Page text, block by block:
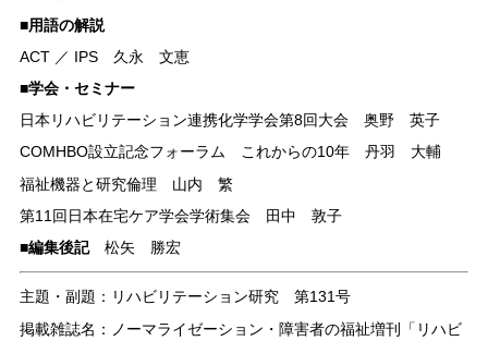
■用語の解説
ACT ／ IPS 久永 文恵
■学会・セミナー
日本リハビリテーション連携化学学会第8回大会 奥野 英子
COMHBO設立記念フォーラム これからの10年 丹羽 大輔
福祉機器と研究倫理 山内 繁
第11回日本在宅ケア学会学術集会 田中 敦子
■編集後記松矢 勝宏
主題・副題：リハビリテーション研究 第131号
掲載雑誌名：ノーマライゼーション・障害者の福祉増刊「リハビ